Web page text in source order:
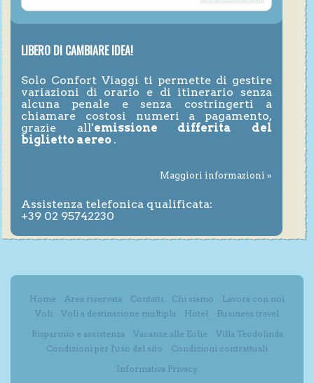
LIBERO DI CAMBIARE IDEA!
Solo Confort Viaggi ti permette di gestire
variazioni di orario e di itinerario senza
alcuna penale e senza costringerti a
chiamare costosi numeri a pagamento,
grazie all'emissione differita del
biglietto aereo .
Maggiori informazioni »
Assistenza telefonica qualificata:
+39 02 95742230
Home Area riservata Contatti Chi siamo
Lavora con noi
Voli
Voli a destinazione multipla Hotel
Business travel
Risparmio e assistenza
Vacanze alle Eolie
Villa Teodolinda
Condizioni per l'uso del sito
Condizioni contrattuali
Informativa Privacy